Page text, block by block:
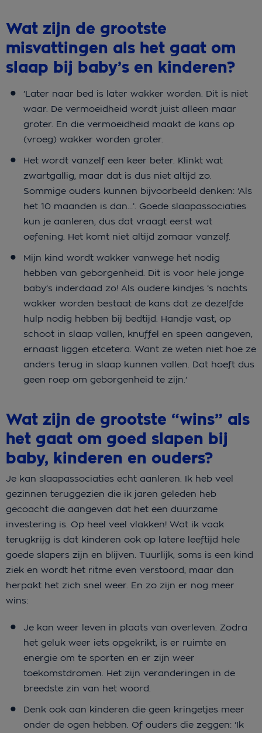
Wat zijn de grootste
misvattingen als het gaat om
slaap bij baby’s en kinderen?
'Later naar bed is later wakker worden. Dit is niet
waar. De vermoeidheid wordt juist alleen maar
groter. En die vermoeidheid maakt de kans op
(vroeg) wakker worden groter.
Het wordt vanzelf een keer beter. Klinkt wat
zwartgallig, maar dat is dus niet altijd zo.
Sommige ouders kunnen bijvoorbeeld denken: ‘Als
het 10 maanden is dan…’. Goede slaapassociaties
kun je aanleren, dus dat vraagt eerst wat
oefening. Het komt niet altijd zomaar vanzelf.
Mijn kind wordt wakker vanwege het nodig
hebben van geborgenheid. Dit is voor hele jonge
baby’s inderdaad zo! Als oudere kindjes ’s nachts
wakker worden bestaat de kans dat ze dezelfde
hulp nodig hebben bij bedtijd. Handje vast, op
schoot in slaap vallen, knuffel en speen aangeven,
ernaast liggen etcetera. Want ze weten niet hoe ze
anders terug in slaap kunnen vallen. Dat hoeft dus
geen roep om geborgenheid te zijn.'
Wat zijn de grootste “wins” als
het gaat om goed slapen bij
baby, kinderen en ouders?
Je kan slaapassociaties echt aanleren. Ik heb veel
gezinnen teruggezien die ik jaren geleden heb
gecoacht die aangeven dat het een duurzame
investering is. Op heel veel vlakken! Wat ik vaak
terugkrijg is dat kinderen ook op latere leeftijd hele
goede slapers zijn en blijven. Tuurlijk, soms is een kind
ziek en wordt het ritme even verstoord, maar dan
herpakt het zich snel weer. En zo zijn er nog meer
wins:
Je kan weer leven in plaats van overleven. Zodra
het geluk weer iets opgekrikt, is er ruimte en
energie om te sporten en er zijn weer
toekomstdromen. Het zijn veranderingen in de
breedste zin van het woord.
Denk ook aan kinderen die geen kringetjes meer
onder de ogen hebben. Of ouders die zeggen: ‘Ik